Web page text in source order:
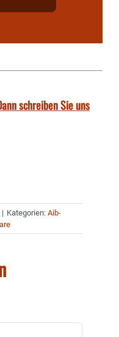
schreiben Sie uns
| Kategorien: Aib-